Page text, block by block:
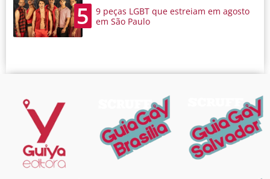
5
9 peças LGBT que estreiam em agosto
em São Paulo